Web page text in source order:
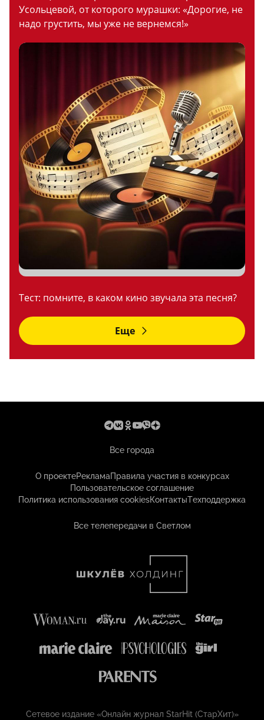
Усольцевой, от которого мурашки: «Дорогие, не
надо грустить, мы уже не вернемся!»
Тест: помните, в каком кино звучала эта песня?
Еще
Все города
О проектеРекламаПравила участия в конкурсах
Пользовательское соглашение
Политика использования cookiesКонтактыТехподдержка
Все телепередачи в Светлом
Сетевое издание «Онлайн журнал StarHit (СтарХит)»